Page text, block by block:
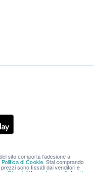
sito comporta l'adesione a
Politica di Cookie. Stai comprando
sono fissati dai venditori e